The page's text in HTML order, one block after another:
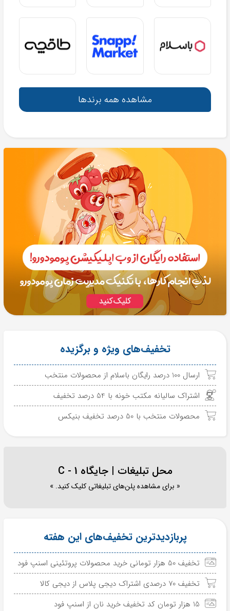
مشاهده همه برندها
تخفیف‌های ویژه و برگزیده
ارسال 100 درصد رایگان باسلام از محصولات منتخب
اشتراک سالیانه مکتب خونه با 54 درصد تخفیف
محصولات منتخب با 50 درصد تخفیف بنیکس
محل تبلیغات | جایگاه C - 1
« برای مشاهده پلن‌های تبلیغاتی کلیک کنید. »
پربازدیدترین تخفیف‌های این هفته
تخفیف 50 هزار تومانی خرید محصولات پروتئینی اسنپ فود
تخفیف 70 درصدی اشتراک دیجی پلاس از دیجی کالا
15 هزار تومان کد تخفیف خرید نان از اسنپ فود